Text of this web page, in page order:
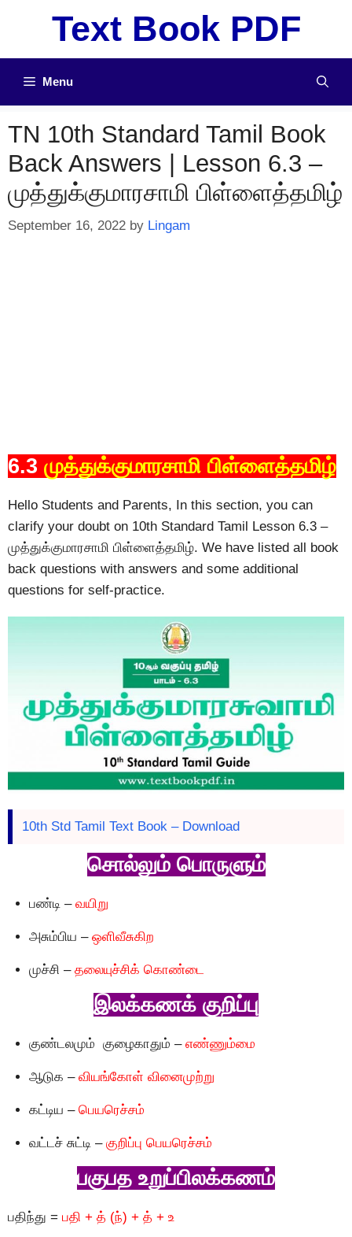
Text Book PDF
Menu
TN 10th Standard Tamil Book
Back Answers | Lesson 6.3 –
முத்துக்குமாரசாமி பிள்ளைத்தமிழ்
September 16, 2022 by Lingam
6.3 முத்துக்குமாரசாமி பிள்ளைத்தமிழ்
Hello Students and Parents, In this section, you can
clarify your doubt on 10th Standard Tamil Lesson 6.3 –
முத்துக்குமாரசாமி பிள்ளைத்தமிழ். We have listed all book
back questions with answers and some additional
questions for self-practice.
10th Std Tamil Text Book – Download
சொல்லும் பொருளும்
பண்டி – வயிறு
அசும்பிய – ஒளிவீசுகிற
முச்சி – தலையுச்சிக் காெண்டை
இலக்கணக் குறிப்பு
குண்டலமும் குழைகாதும் – எண்ணும்மை
ஆடுக –வியங்கோள் வினைமுற்று
கட்டிய – பெயரெச்சம்
வட்டச் சுட்டி – குறிப்பு பெயரெச்சம்
பகுபத உறுப்பிலக்கணம்
பதிந்து = பதி + த் (ந்) + த் + உ